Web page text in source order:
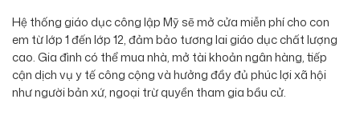
Hệ thống giáo dục công lập Mỹ sẽ mở cửa miễn phí cho con
em từ lớp 1 đến lớp 12, đảm bảo tương lai giáo dục chất lượng
cao. Gia đình có thể mua nhà, mở tài khoản ngân hàng, tiếp
cận dịch vụ y tế công cộng và hưởng đầy đủ phúc lợi xã hội
như người bản xứ, ngoại trừ quyền tham gia bầu cử.